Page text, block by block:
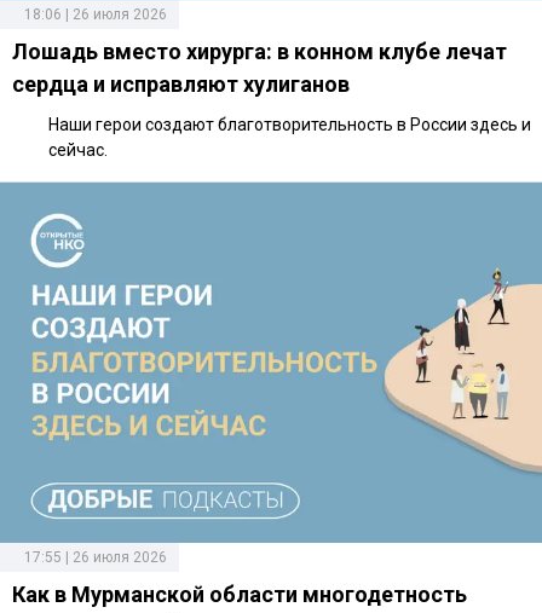
18:06 | 26 июля 2026
Лошадь вместо хирурга: в конном клубе лечат
сердца и исправляют хулиганов
Наши герои создают благотворительность в России здесь и
сейчас.
17:55 | 26 июля 2026
Как в Мурманской области многодетность